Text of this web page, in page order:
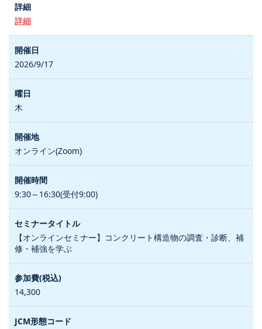
詳細
2026/9/17
木
オンライン(Zoom)
9:30～16:30(受付9:00)
【オンラインセミナー】コンクリート構造物の調査・診断、補
修・補強を学ぶ
14,300